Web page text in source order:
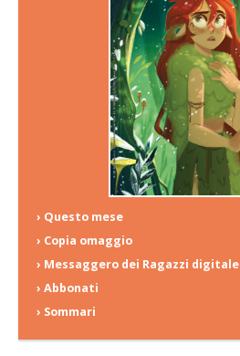
› Questo mese
› Copia omaggio
› Messaggero dei Ragazzi digitale
› Abbonati
› Sommari